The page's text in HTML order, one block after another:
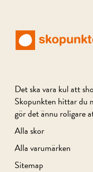
Det ska vara kul att
Skopunkten hittar du
gör det ännu roligare
Alla skor
Alla varumärken
Sitemap